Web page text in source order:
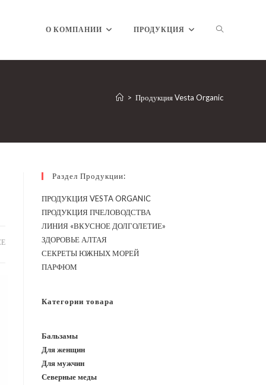
О КОМПАНИИ ПРОДУКЦИЯ
> Продукция Vesta Organic
Раздел Продукции:
ПРОДУКЦИЯ VESTA ORGANIC
ПРОДУКЦИЯ ПЧЕЛОВОДСТВА
ЛИНИЯ «ВКУСНОЕ ДОЛГОЛЕТИЕ»
ЗДОРОВЬЕ АЛТАЯ
СЕКРЕТЫ ЮЖНЫХ МОРЕЙ
ПАРФЮМ
Категории товара
Бальзамы
Для женщин
Для мужчин
Северные меды